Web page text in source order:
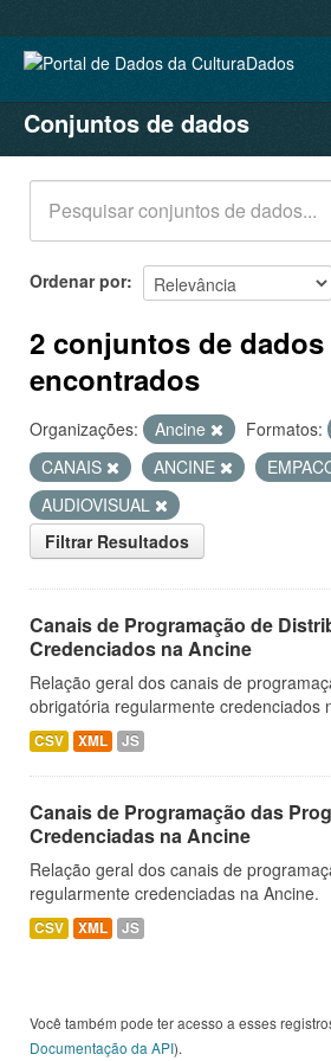
CONJUNTOS DE DADOS
ORGANIZAÇÕES
GRUPOS
SOBRE
Conjuntos de dados
Ordenar por
2 conjuntos de dados
encontrados
Organizações: Ancine Formatos:
CANAIS
ANCINE
AUDIOVISUAL
Filtrar Resultados
Canais de Programação de
Credenciados na Ancine
Relação geral dos canais de
obrigatória regularmente credenciados
CSV XML JS
Canais de Programação das
Credenciadas na Ancine
Relação geral dos canais de
regularmente credenciadas na Ancine.
CSV XML JS
Você também pode ter acesso a esses
Documentação da API).